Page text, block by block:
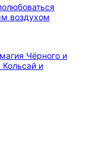
воздухом